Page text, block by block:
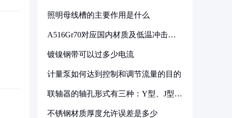
照明母线槽的主要作用是什么
A516Gr70对应国内材质及低温冲击要
镀镍钢带可以过多少电流
计量泵如何达到控制和调节流量的目的
联轴器的轴孔形式有三种：Y型、J型、
不锈钢材质厚度允许误差是多少